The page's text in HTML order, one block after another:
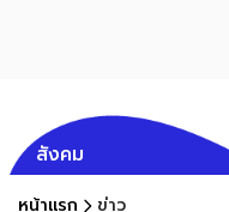
สังคม
หน้าแรก ข่าว